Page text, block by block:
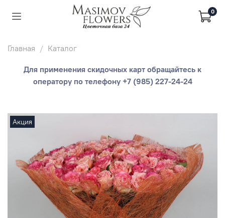
0
Главная Каталог
Для применения скидочных карт обращайтесь к
оператору по телефону +7 (985) 227-24-24
Акция